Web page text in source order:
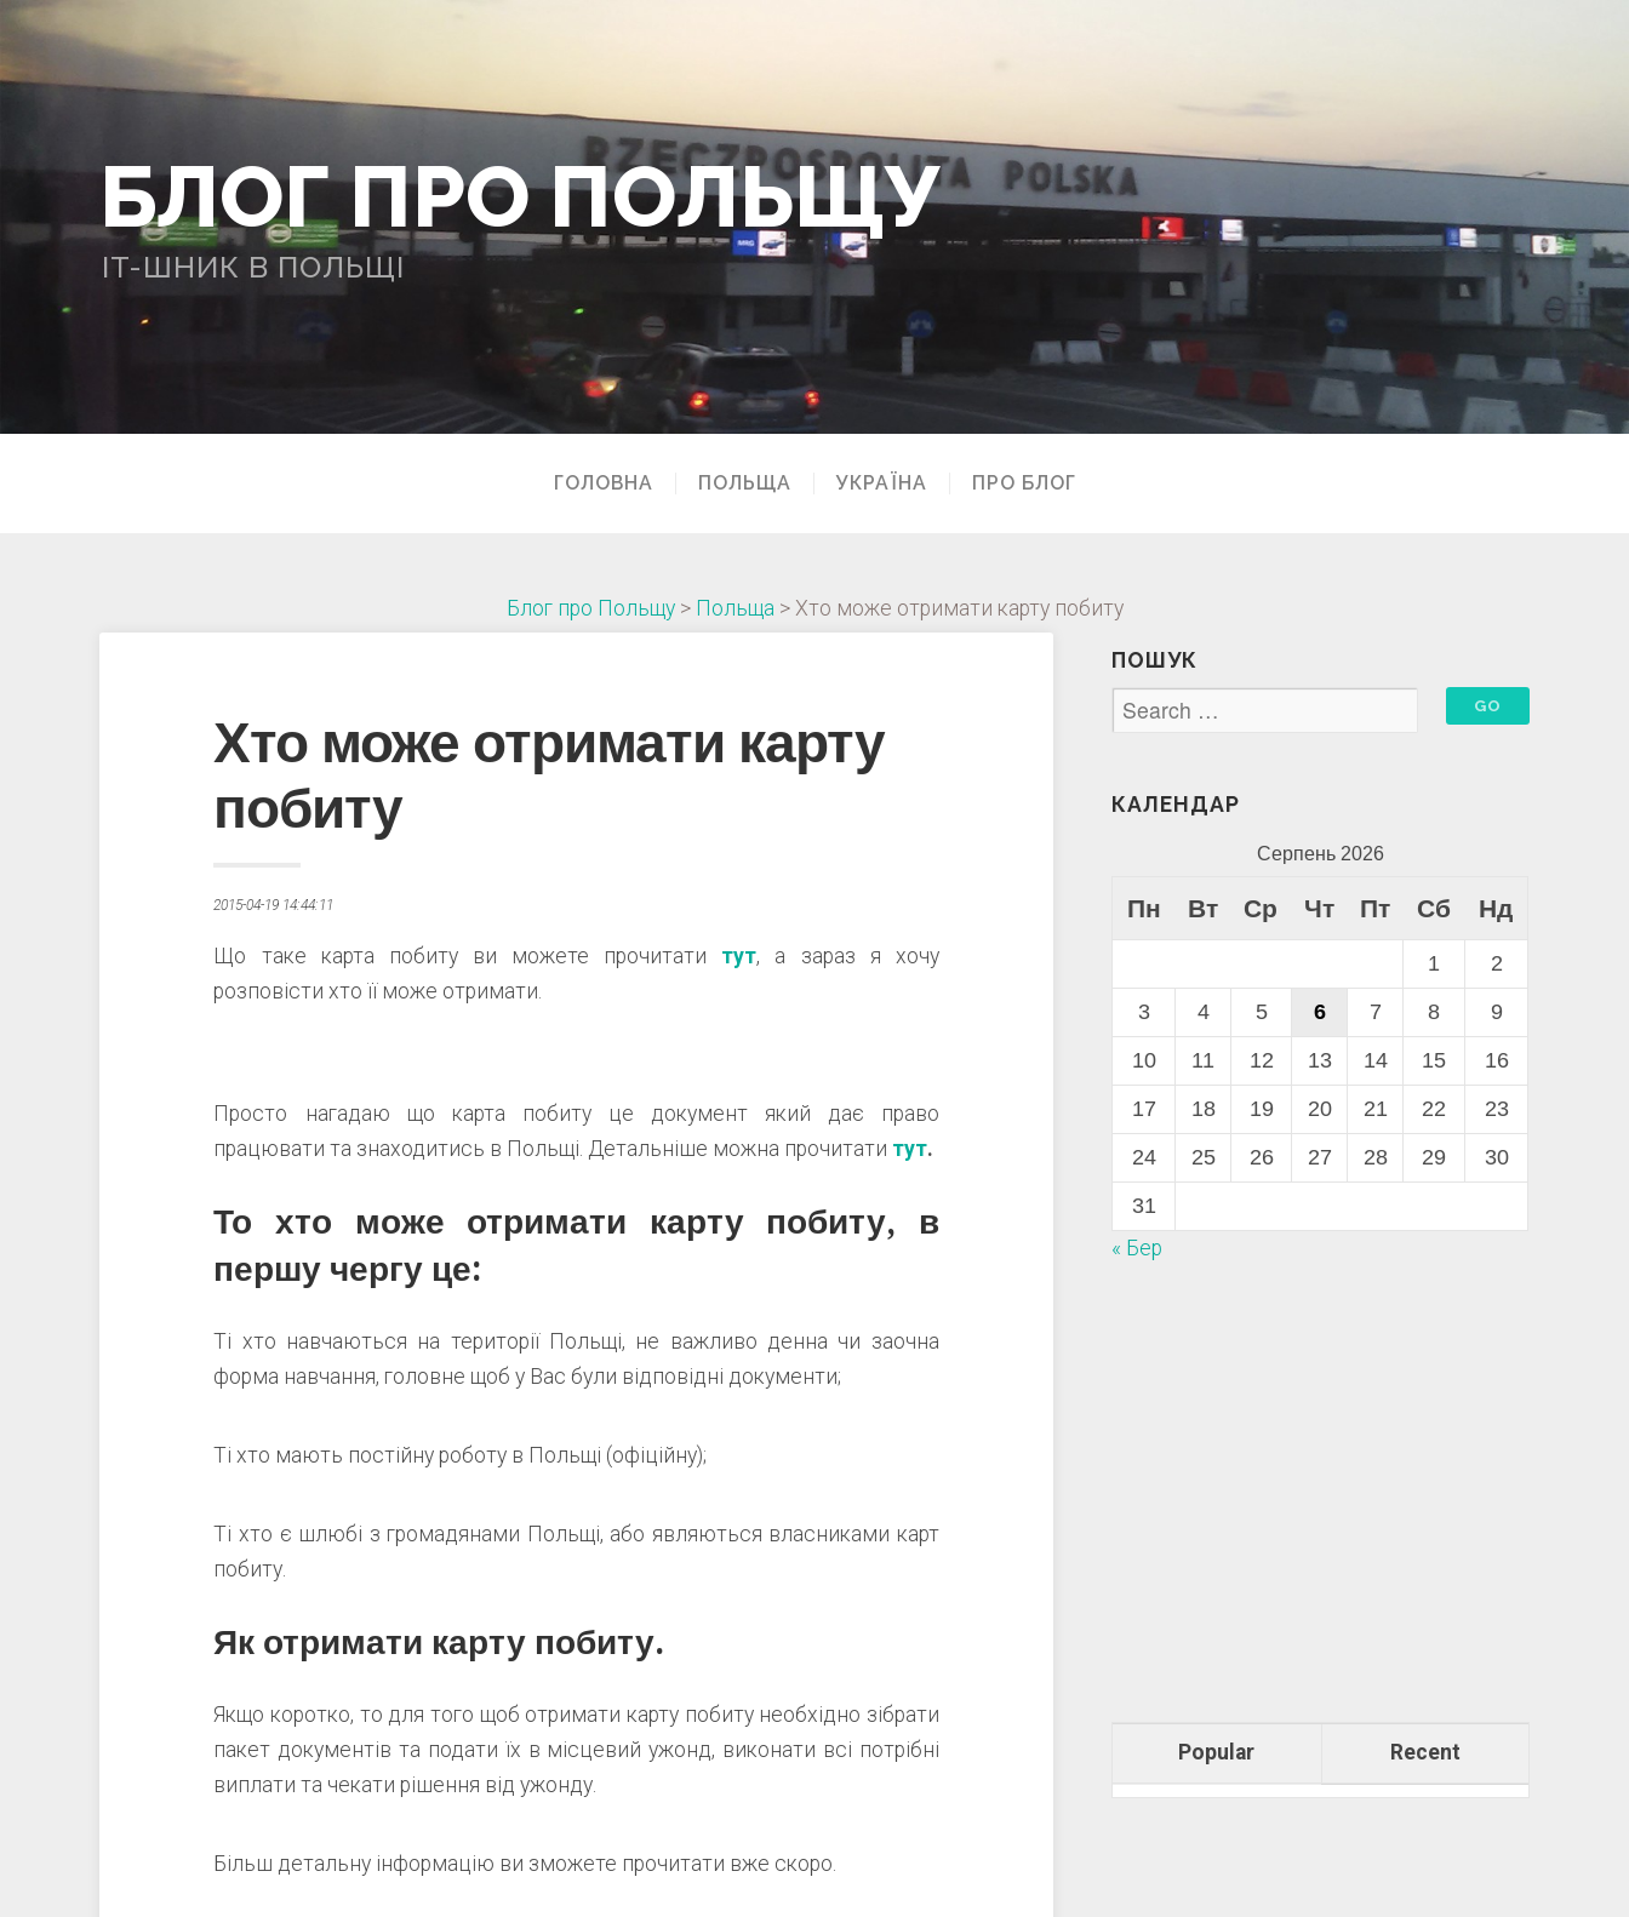
БЛОГ ПРО ПОЛЬЩУ
IT-ШНИК В ПОЛЬЩІ
ГОЛОВНА ПОЛЬЩА УКРАЇНА ПРО БЛОГ
Блог про Польщу> Польща > Хто може отримати карту побиту
Хто може отримати карту
побиту
2015-04-19 14:44:11
Що таке карта побиту ви можете прочитати тут, а зараз я хочу
розповісти хто її може отримати.
Просто нагадаю що карта побиту це документ який дає право
працювати та знаходитись в Польщі. Детальніше можна прочитати тут.
То хто може отримати карту побиту, в
першу чергу це:
Ті хто навчаються на території Польщі, не важливо денна чи заочна
форма навчання, головне щоб у Вас були відповідні документи;
Ті хто мають постійну роботу в Польщі (офіційну);
Ті хто є шлюбі з громадянами Польщі, або являються власниками карт
побиту.
Як отримати карту побиту.
Якщо коротко, то для того щоб отримати карту побиту необхідно зібрати
пакет документів та подати їх в місцевий ужонд, виконати всі потрібні
виплати та чекати рішення від ужонду.
Більш детальну інформацію ви зможете прочитати вже скоро.
ПОШУК
КАЛЕНДАР
Серпень 2026
Пн Вт Ср Чт Пт Сб Нд
1
2
3
4 5 6 7 8
9
10
11 12 13 14 15
16
17
18 19 20 21 22
23
24
25 26 27 28 29
30
31
« Бер
Popular Recent